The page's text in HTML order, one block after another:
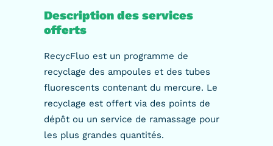
Description des services
offerts
RecycFluo est un programme de
recyclage des ampoules et des tubes
fluorescents contenant du mercure. Le
recyclage est offert via des points de
dépôt ou un service de ramassage pour
les plus grandes quantités.